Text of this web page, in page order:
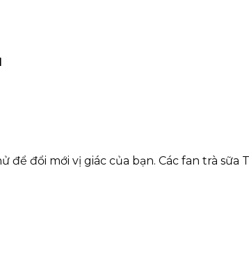
đổi mới vị giác của bạn. Các fan trà